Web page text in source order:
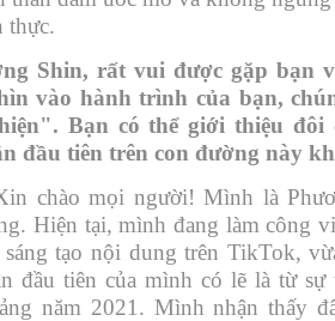
thực.
Shin, rất vui được gặp bạn
vào hành trình của bạn,
Bạn có thể giới thiệu
đầu tiên trên con đường này
chào mọi người! Mình là
Hiện tại, mình đang làm công
tạo nội dung trên TikTok,
đầu tiên của mình có lẽ là từ
năm 2021. Mình nhận thấy